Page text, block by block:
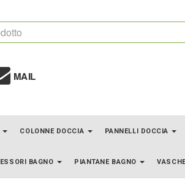
MAIL
COLONNE DOCCIA PANNELLI DOCCIA
BAGNO PIANTANE BAGNO